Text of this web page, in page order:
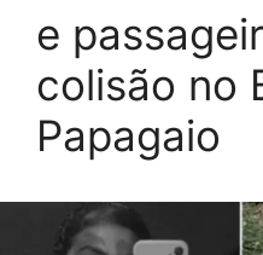
e
colisão no
Papagaio